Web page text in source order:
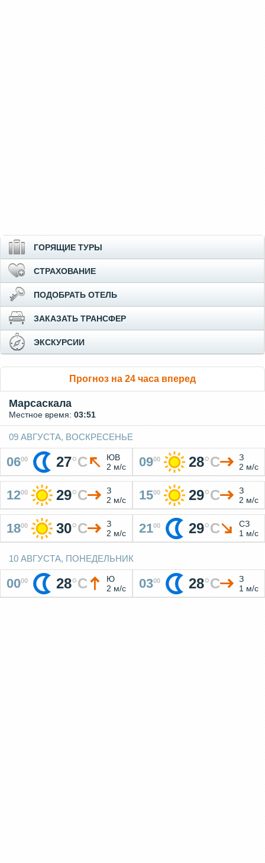
ГОРЯЩИЕ ТУРЫ
СТРАХОВАНИЕ
ПОДОБРАТЬ ОТЕЛЬ
ЗАКАЗАТЬ ТРАНСФЕР
ЭКСКУРСИИ
Прогноз на 24 часа вперед
Марсаскала
Местное время: 03:51
09 АВГУСТА, ВОСКРЕСЕНЬЕ
0600 27°C
ЮВ
2 м/с
0900 28°C
З
2 м/с
1200 29°C
З
2 м/с
1500 29°C
З
2 м/с
1800 30°C
З
2 м/с
2100 29°C
СЗ
1 м/с
10 АВГУСТА, ПОНЕДЕЛЬНИК
0000 28°C
Ю
2 м/с
0300 28°C
З
1 м/с